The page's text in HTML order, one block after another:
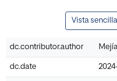
Vista
dc.contributor.author
dc.date